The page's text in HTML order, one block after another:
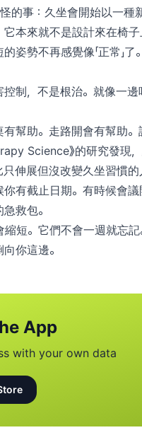
事：久坐會開始以一種
本來就不是設計來在椅
勢不再感覺像「正常」了。
控制，不是根治。就像一
幫助。走路開會有幫助
Science》的研究發現
伸展但沒改變久坐習慣的
有截止日期。有時候會
救包。
短。它們不會一週就忘
你這邊。
App
with your own data